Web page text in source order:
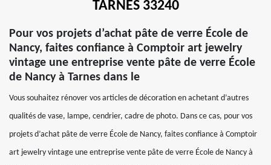
TARNES 33240
Pour vos projets d’achat pâte de verre École de
Nancy, faites confiance à Comptoir art jewelry
vintage une entreprise vente pâte de verre École
de Nancy à Tarnes dans le
Vous souhaitez rénover vos articles de décoration en achetant d’autres
qualités de vase, lampe, cendrier, cadre de photo. Dans ce cas, pour vos
projets d’achat pâte de verre École de Nancy, faites confiance à Comptoir
art jewelry vintage une entreprise vente pâte de verre École de Nancy à